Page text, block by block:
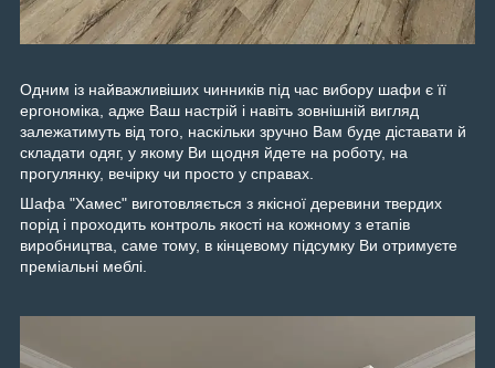
Одним із найважливіших чинників під час вибору шафи є її
ергономіка, адже Ваш настрій і навіть зовнішній вигляд
залежатимуть від того, наскільки зручно Вам буде діставати й
складати одяг, у якому Ви щодня йдете на роботу, на
прогулянку, вечірку чи просто у справах.
Шафа "Хамес" виготовляється з якісної деревини твердих
порід і проходить контроль якості на кожному з етапів
виробництва, саме тому, в кінцевому підсумку Ви отримуєте
преміальні меблі.